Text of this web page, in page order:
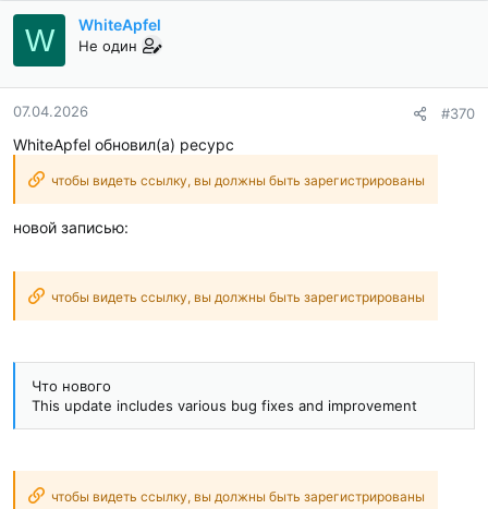
W WhiteApfel
Не один
07.04.2026 #370
WhiteApfel обновил(а) ресурс
чтобы видеть ссылку, вы должны быть зарегистрированы
новой записью:
чтобы видеть ссылку, вы должны быть зарегистрированы
Что нового
This update includes various bug fixes and improvement
чтобы видеть ссылку, вы должны быть зарегистрированы